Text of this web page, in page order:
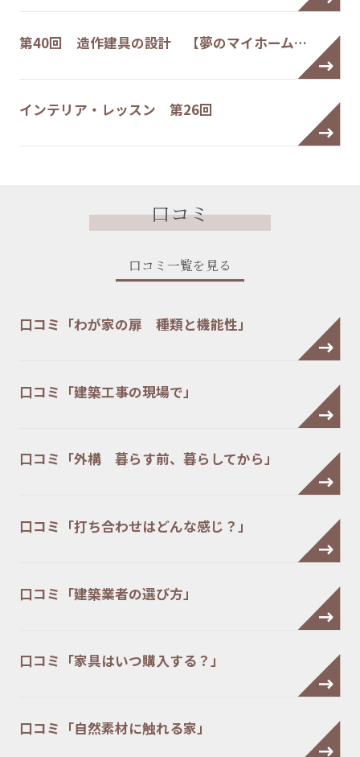
第40回 造作建具の設計 【夢のマイホーム…
インテリア・レッスン 第26回
口コミ
口コミ一覧を見る
口コミ「わが家の扉 種類と機能性」
口コミ「建築工事の現場で」
口コミ「外構 暮らす前、暮らしてから」
口コミ「打ち合わせはどんな感じ？」
口コミ「建築業者の選び方」
口コミ「家具はいつ購入する？」
口コミ「自然素材に触れる家」